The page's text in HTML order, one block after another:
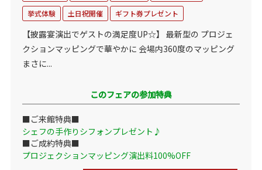
挙式体験
土日祝開催 ギフト券プレゼント
【披露宴演出でゲストの満足度UP☆】 最新型の プロジェ
クションマッピングで華やかに 会場内360度のマッピング
まさに...
このフェアの参加特典
■ご来館特典■
シェフの手作りシフォンプレゼント♪
■ご成約特典■
プロジェクションマッピング演出料100%OFF